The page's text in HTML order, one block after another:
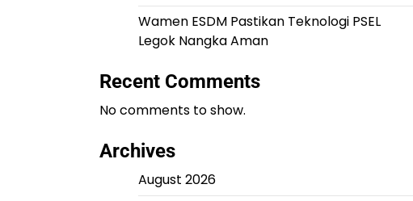
Wamen ESDM Pastikan Teknologi PSEL
Legok Nangka Aman
Recent Comments
No comments to show.
Archives
August 2026